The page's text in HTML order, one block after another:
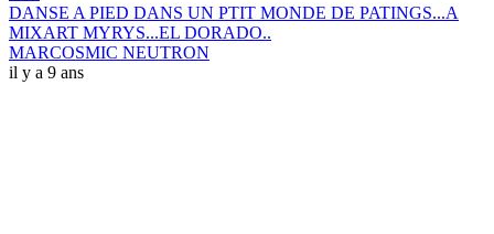
DANSE A PIED DANS UN PTIT MONDE DE PATINGS...A
MIXART MYRYS...EL DORADO..
MARCOSMIC NEUTRON
il y a 9 ans